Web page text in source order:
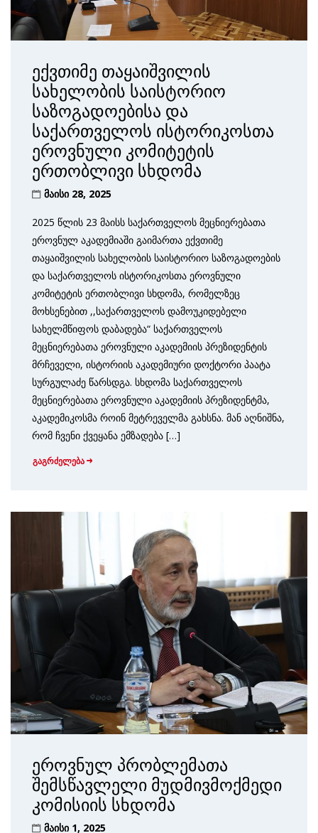
ექვთიმე თაყაიშვილის
სახელობის საისტორიო
საზოგადოებისა და
საქართველოს ისტორიკოსთა
ეროვნული კომიტეტის
ერთობლივი სხდომა
მაისი 28, 2025
2025 წლის 23 მაისს საქართველოს მეცნიერებათა
ეროვნულ აკადემიაში გაიმართა ექვთიმე
თაყაიშვილის სახელობის საისტორიო საზოგადოების
და საქართველოს ისტორიკოსთა ეროვნული
კომიტეტის ერთობლივი სხდომა, რომელზეც
მოხსენებით ,,საქართველოს დამოუკიდებელი
სახელმწიფოს დაბადება“ საქართველოს
მეცნიერებათა ეროვნული აკადემიის პრეზიდენტის
მრჩეველი, ისტორიის აკადემიური დოქტორი პაატა
სურგულაძე წარსდგა. სხდომა საქართველოს
მეცნიერებათა ეროვნული აკადემიის პრეზიდენტმა,
აკადემიკოსმა როინ მეტრეველმა გახსნა. მან აღნიშნა,
რომ ჩვენი ქვეყანა ემზადება […]
გაგრძელება
ეროვნულ პრობლემათა
შემსწავლელი მუდმივმოქმედი
კომისიის სხდომა
მაისი 1, 2025